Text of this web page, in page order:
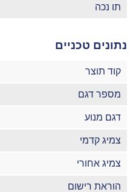
תו נכה
נתונים טכניים
קוד תוצר
מספר דגם
דגם מנוע
צמיג קדמי
צמיג אחורי
הוראת רישום